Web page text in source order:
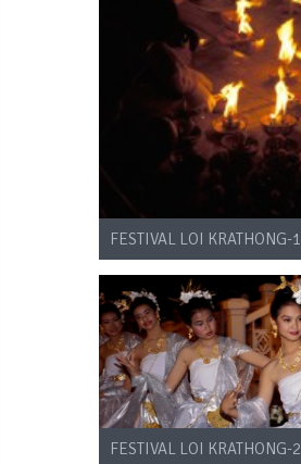
FESTIVAL LOI KRATHONG-1
FESTIVAL LOI KRATHONG-2